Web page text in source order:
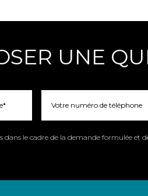
UNE
le cadre de la demande formulée et